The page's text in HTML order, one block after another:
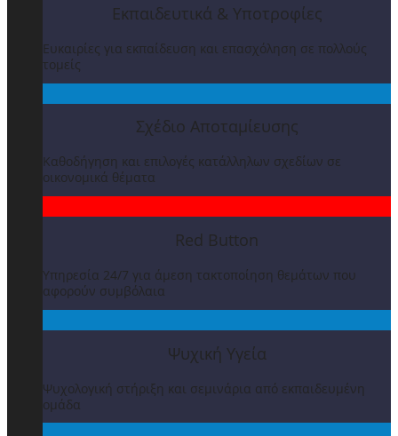
Εκπαιδευτικά & Υποτροφίες
Ευκαιρίες για εκπαίδευση και επασχόληση σε πολλούς
τομείς
Σχέδιο Αποταμίευσης
Καθοδήγηση και επιλογές κατάλληλων σχεδίων σε
οικονομικά θέματα
Red Button
Υπηρεσία 24/7 για άμεση τακτοποίηση θεμάτων που
αφορούν συμβόλαια
Ψυχική Υγεία
Ψυχολογική στήριξη και σεμινάρια από εκπαιδευμένη
ομάδα